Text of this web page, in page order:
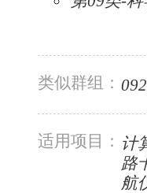
类似群组：
适用项目： 计
路
航